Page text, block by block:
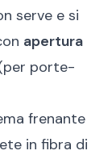
serve e si
apertura
porte-
frenante
in fibra di